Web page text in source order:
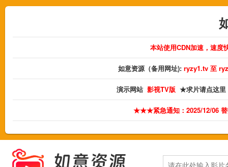
本站使用CDN加速，速度
如意资源（备用网址):ryzy1.tv 至
演示网站 影视TV版 ★求片请点这
★★★紧急通知：2025/12/06 替